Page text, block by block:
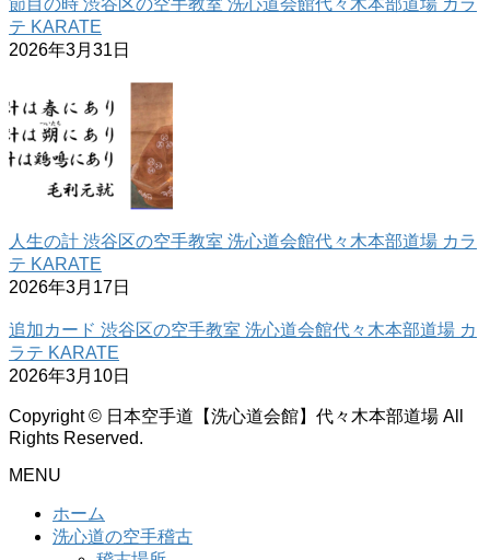
テ KARATE
2026年3月31日
人生の計 渋谷区の空手教室 洗心道会館代々木本部道場 カラ
テ KARATE
2026年3月17日
追加カード 渋谷区の空手教室 洗心道会館代々木本部道場 カ
ラテ KARATE
2026年3月10日
Copyright © 日本空手道【洗心道会館】代々木本部道場 All
Rights Reserved.
MENU
ホーム
洗心道の空手稽古